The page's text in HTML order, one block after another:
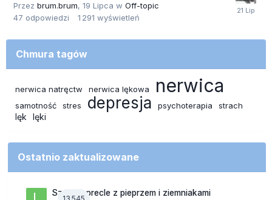
Przez brum.brum, 19 Lipca w Off-topic
47 odpowiedzi 1 291 wyświetleń
Chmura tagów
nerwica natręctw nerwica lękowa nerwica
samotność stres depresja psychoterapia strach
lęk lęki
Ostatnio zaktualizowane
Szalone precle z pieprzem i ziemniakami